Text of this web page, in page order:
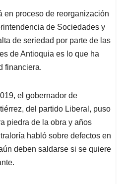
en proceso de reorganización
de Sociedades y
de seriedad por parte de las
de Antioquia es lo que ha
financiera.
el gobernador de
del partido Liberal, puso
piedra de la obra y años
habló sobre defectos en
deben saldarse si se quiere